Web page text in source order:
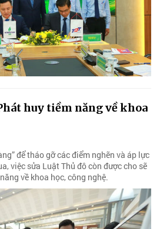
huy tiềm năng về khoa
để tháo gỡ các điểm nghẽn và áp lực
việc sửa Luật Thủ đô còn được cho sẽ
về khoa học, công nghệ.